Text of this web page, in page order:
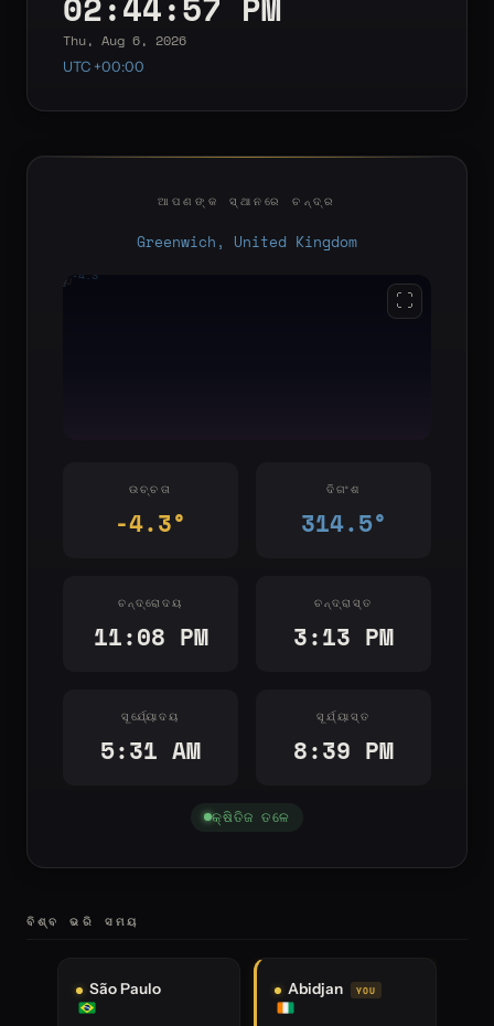
Thu, Aug 6, 2026
UTC +00:00
ଆପଣଙ୍କ ସ୍ଥାନରେ ଚନ୍ଦ୍ର
Greenwich, United Kingdom
ESW
YOU -4.3°
⛶
ଉଚ୍ଚତା
-4.3°
ଦିଗଂଶ
314.5°
ଚନ୍ଦ୍ରୋଦୟ
11:08 PM
ଚନ୍ଦ୍ରାସ୍ତ
3:13 PM
ସୂର୍ଯ୍ୟୋଦୟ
5:31 AM
ସୂର୍ଯ୍ୟାସ୍ତ
8:39 PM
କ୍ଷିତିଜ ତଳେ
ବିଶ୍ବ ଭରି ସମୟ
Kinshasa Johannesburg